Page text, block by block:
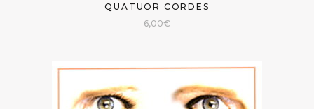
QUATUOR CORDES
6,00€